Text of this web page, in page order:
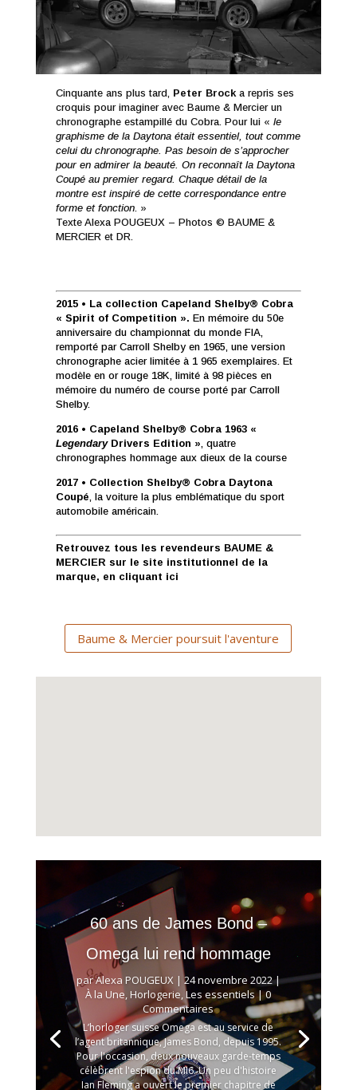
Cinquante ans plus tard, Peter Brocka repris ses
croquis pour imaginer avec Baume & Mercier un
chronographe estampillé du Cobra. Pour lui « le
graphisme de la Daytona était essentiel, tout comme
celui du chronographe. Pas besoin de s’approcher
pour en admirer la beauté. On reconnaît la Daytona
Coupé au premier regard. Chaque détail de la
montre est inspiré de cette correspondance entre
forme et fonction. »
Texte Alexa POUGEUX – Photos © BAUME &
MERCIER et DR.
2015 • La collection Capeland Shelby® Cobra
« Spirit of Competition ». En mémoire du 50e
anniversaire du championnat du monde FIA,
remporté par Carroll Shelby en 1965, une version
chronographe acier limitée à 1 965 exemplaires. Et
modèle en or rouge 18K, limité à 98 pièces en
mémoire du numéro de course porté par Carroll
Shelby.
2016 • Capeland Shelby® Cobra 1963 «
LegendaryDrivers Edition », quatre
chronographes hommage aux dieux de la course
2017 • Collection Shelby® Cobra Daytona
Coupé, la voiture la plus emblématique du sport
automobile américain.
Retrouvez tous les revendeurs BAUME &
MERCIER sur le site institutionnel de la
marque, en cliquant ici
Baume & Mercier poursuit l'aventure
60 ans de James Bond –
Omega lui rend hommage
parAlexa POUGEUX| 24 novembre 2022|
À la Une, Horlogerie,Les essentiels| 0
Commentaires
L’horloger suisse Omega est au service de
l’agent britannique, James Bond, depuis 1995.
Pour l'occasion, deux nouveaux garde-temps
célèbrent l'espion du MI6. Un peu d'histoire
Ian Fleming a ouvert le premier chapitre de